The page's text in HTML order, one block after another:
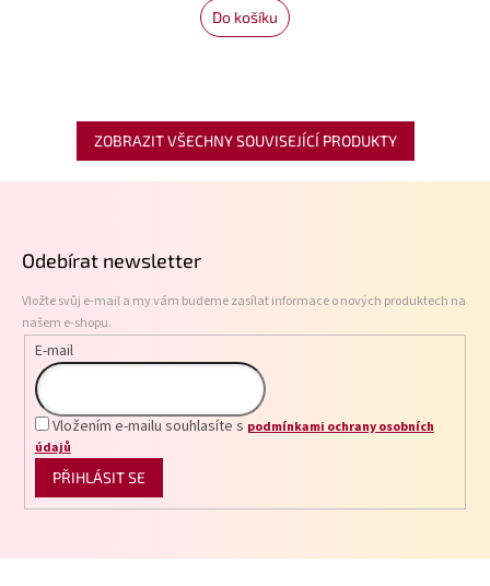
Do košíku
ZOBRAZIT VŠECHNY SOUVISEJÍCÍ PRODUKTY
Odebírat newsletter
Vložte svůj e-mail a my vám budeme zasílat informace o nových produktech na
našem e-shopu.
E-mail
Vložením e-mailu souhlasíte s podmínkami ochrany osobních
údajů
PŘIHLÁSIT SE